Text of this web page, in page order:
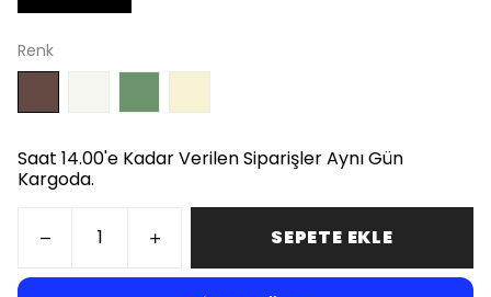
Renk
Saat 14.00'e Kadar Verilen Siparişler Aynı Gün
Kargoda.
SEPETE EKLE